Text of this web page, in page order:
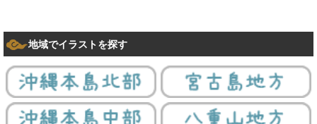
地域でイラストを探す